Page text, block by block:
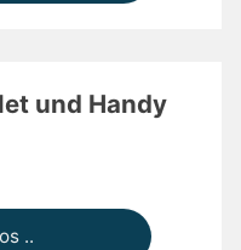
und Handy
..